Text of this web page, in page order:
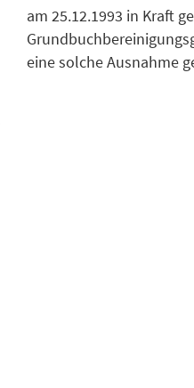
am 25.12.1993 in Kraft
eine solche Ausnahme